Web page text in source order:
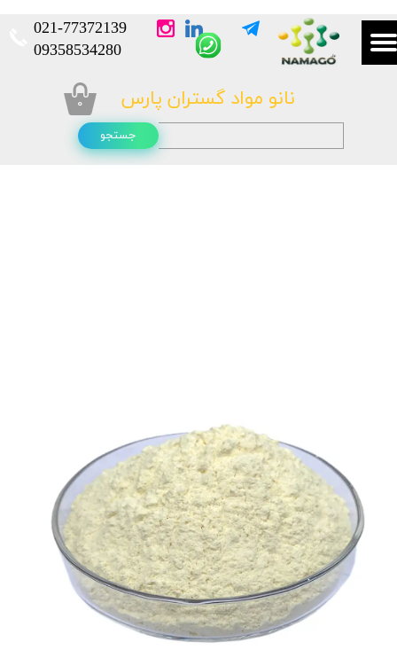
نانو مواد گستران پارس
021-77372139​​​​​​​
​​​​​​​09358534280
جستجو
۰